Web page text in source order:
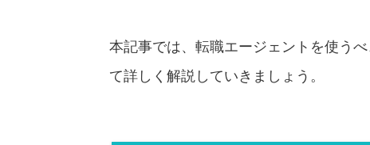
本記事では、転職エージェントを使う
て詳しく解説していきましょう。